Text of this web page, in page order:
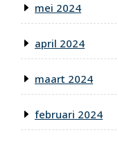
mei 2024
april 2024
maart 2024
februari 2024